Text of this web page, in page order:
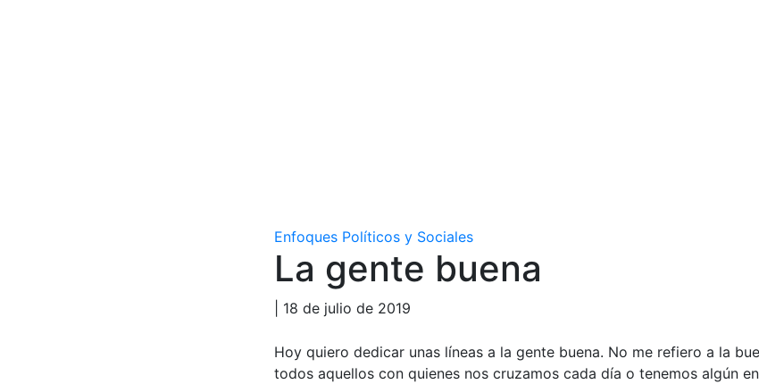
Enfoques Políticos y Sociales
La gente buena
| 18 de julio de 2019
Hoy quiero dedicar unas líneas a la gente buena. No me refiero a la
todos aquellos con quienes nos cruzamos cada día o tenemos algún